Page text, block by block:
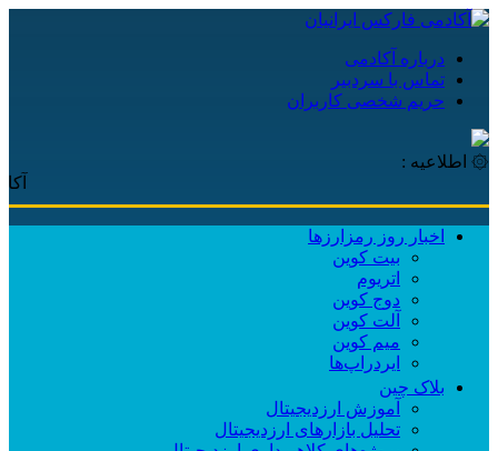
درباره آکادمی
تماس با سردبیر
حریم شخصی کاربران
۞ اطلاعیه :
اخبار روز رمزارزها
بیت کوین
اتریوم
دوج کوین
آلت کوین
میم کوین‌
ایردراپ‌ها
بلاک چین
آموزش ارزدیجیتال
تحلیل بازارهای ارزدیجیتال